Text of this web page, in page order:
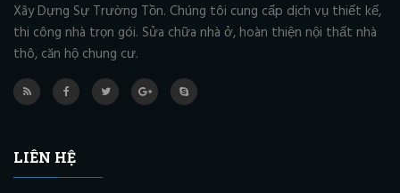
Xây Dựng Sự Trường Tồn. Chúng tôi cung cấp dịch vụ thiết kế,
thi công nhà trọn gói. Sửa chữa nhà ở, hoàn thiện nội thất nhà
thô, căn hộ chung cư.
LIÊN HỆ